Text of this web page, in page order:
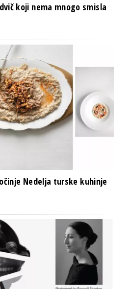
koji nema mnogo smisla
Nedelja turske kuhinje